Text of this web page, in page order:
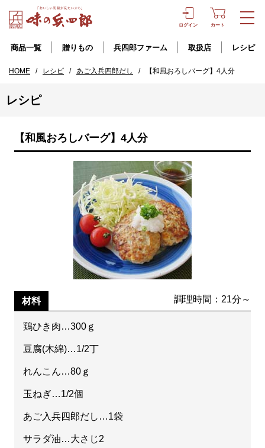
ログイン カート
商品一覧 贈りもの 兵四郎ファーム 取扱店 レシピ
HOME / レシピ / あご入兵四郎だし / 【和風おろしバーグ】4人分
レシピ
【和風おろしバーグ】4人分
材料 調理時間：21分～
鶏ひき肉…300ｇ
豆腐(木綿)…1/2丁
れんこん…80ｇ
玉ねぎ…1/2個
あご入兵四郎だし…1袋
サラダ油…大さじ2